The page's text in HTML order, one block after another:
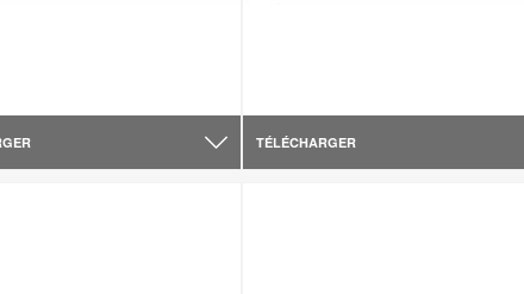
TÉLÉCHARGER